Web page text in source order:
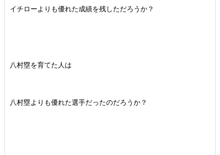
イチローよりも優れた成績を残しただろうか？
八村塁を育てた人は
八村塁よりも優れた選手だったのだろうか？